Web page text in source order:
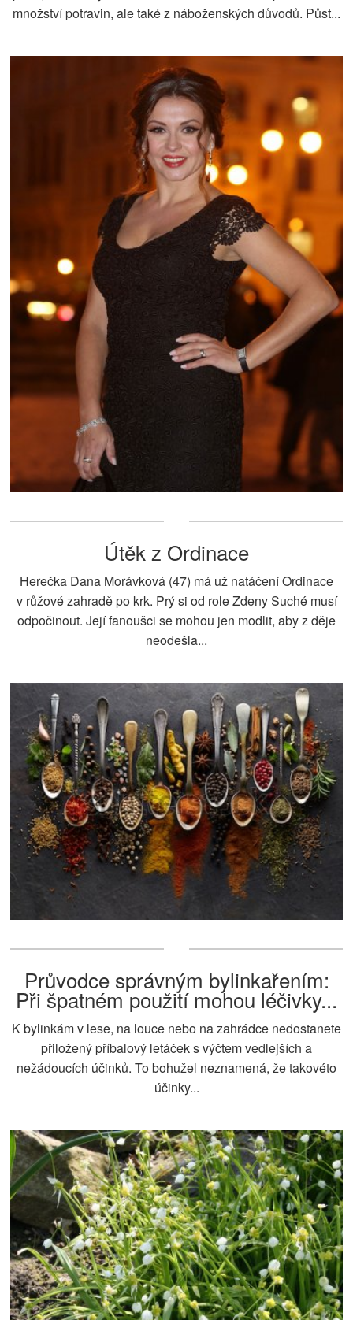
množství potravin, ale také z náboženských důvodů. Půst...
Útěk z Ordinace
Herečka Dana Morávková (47) má už natáčení Ordinace
v růžové zahradě po krk. Prý si od role Zdeny Suché musí
odpočinout. Její fanoušci se mohou jen modlit, aby z děje
neodešla...
Průvodce správným bylinkařením:
Při špatném použití mohou léčivky...
K bylinkám v lese, na louce nebo na zahrádce nedostanete
přiložený příbalový letáček s výčtem vedlejších a
nežádoucích účinků. To bohužel neznamená, že takovéto
účinky...